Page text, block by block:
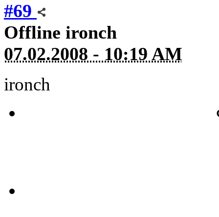
#69
Offline ironch
07.02.2008 - 10:19 AM
ironch